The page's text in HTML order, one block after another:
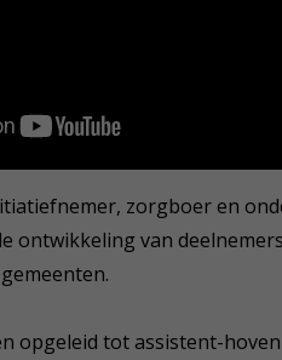
zorgboer en
ontwikkeling van
opgeleid tot assistent-